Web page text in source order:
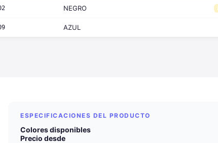
NEGRO
AZUL
ESPECIFICACIONES DEL PRODUCTO
Colores disponibles
Precio desde